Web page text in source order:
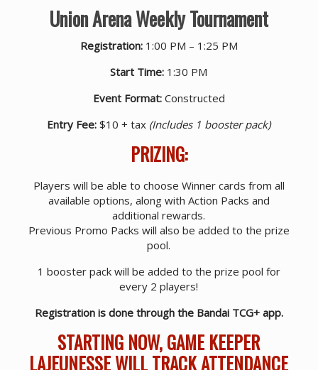
Union Arena Weekly Tournament
Registration:1:00 PM – 1:25 PM
Start Time: 1:30 PM
Event Format:Constructed
Entry Fee: $10 + tax (Includes 1 booster pack)
PRIZING:
Players will be able to choose Winner cards from all
available options, along with Action Packs and
additional rewards.
Previous Promo Packs will also be added to the prize
pool.
1 booster pack will be added to the prize pool for
every 2 players!
Registration is done through the Bandai TCG+ app.
STARTING NOW, GAME KEEPER
LAJEUNESSE WILL TRACK ATTENDANCE